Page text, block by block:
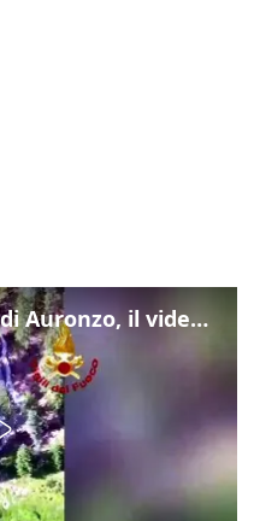
Frana lambisce le case di Auronzo, il video dall'elicottero dei vigili del fuoco